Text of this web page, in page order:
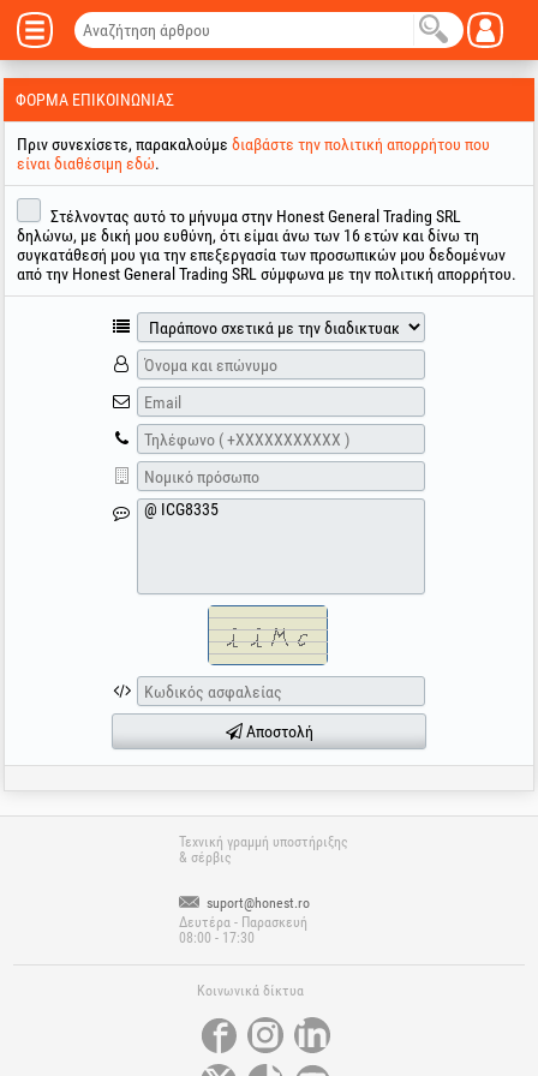
ΦΌΡΜΑ ΕΠΙΚΟΙΝΩΝΊΑΣ
Πριν συνεχίσετε, παρακαλούμε διαβάστε την πολιτική απορρήτου που
είναι διαθέσιμη εδώ.
Στέλνοντας αυτό το μήνυμα στην Honest General Trading SRL
δηλώνω, με δική μου ευθύνη, ότι είμαι άνω των 16 ετών και δίνω τη
συγκατάθεσή μου για την επεξεργασία των προσωπικών μου δεδομένων
από την Honest General Trading SRL σύμφωνα με την πολιτική απορρήτου.
Αποστολή
Τεχνική γραμμή υποστήριξης
& σέρβις
suport@honest.ro
Δευτέρα - Παρασκευή
08:00 - 17:30
Κοινωνικά δίκτυα